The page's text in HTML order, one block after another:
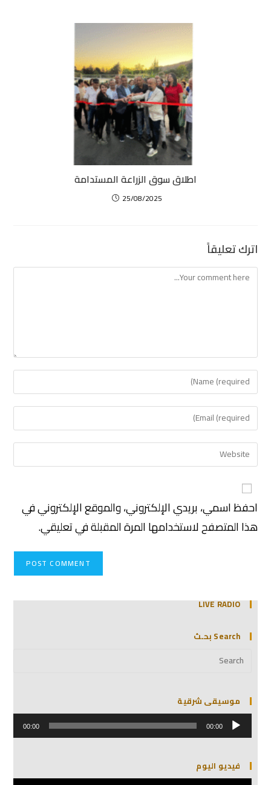
اطلاق سوق الزراعة المستدامة
25/08/2025
اترك تعليقاً
احفظ اسمي، بريدي الإلكتروني، والموقع الإلكتروني في
هذا المتصفح لاستخدامها المرة المقبلة في تعليقي.
LIVE RADIO
Search بحـث
موسيقى شرقية
مشغل
الصوت 00:00
00:00
فيديو اليوم